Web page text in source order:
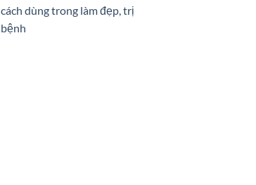
cách dùng trong làm đẹp, trị
bệnh